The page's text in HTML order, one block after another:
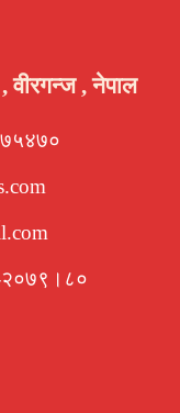
वीरगन्ज , नेपाल
२०७९।८०